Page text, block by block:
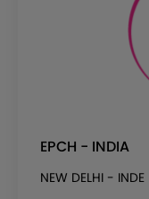
EPCH - INDIA
NEW DELHI - INDE